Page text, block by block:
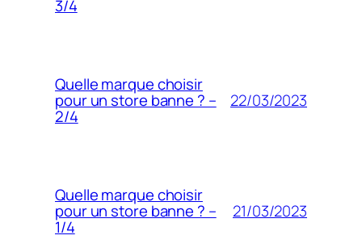
3/4
Quelle marque choisir
pour un store banne ? –
2/4
22/03/2023
Quelle marque choisir
pour un store banne ? –
1/4
21/03/2023